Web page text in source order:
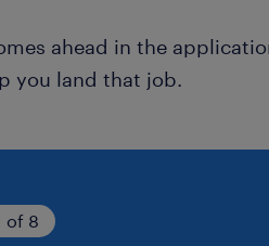
ahead in the
you land that job.
of 8